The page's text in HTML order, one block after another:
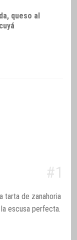
queso al
#1
tarta de zanahoria
escusa perfecta.